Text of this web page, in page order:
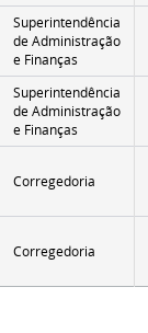
Superintendência
de Administração
e Finanças
Superintendência
de Administração
e Finanças
Corregedoria
Corregedoria